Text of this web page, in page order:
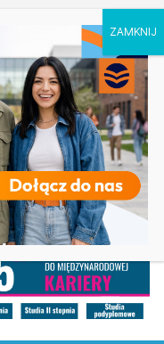
i wczesnoszkolna w
na Uniwersytecie
informacji w